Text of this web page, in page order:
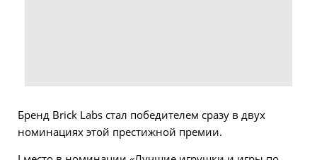
Бренд Brick Labs стал победителем сразу в двух
номинациях этой престижной премии.